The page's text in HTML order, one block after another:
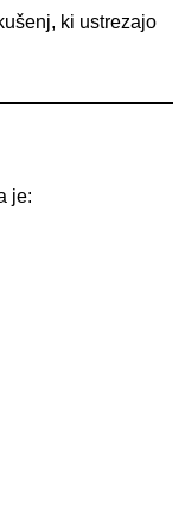
ki ustrezajo
je: